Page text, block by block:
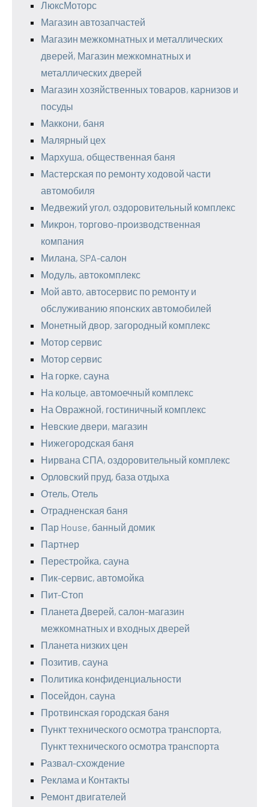
ЛюксМоторс
Магазин автозапчастей
Магазин межкомнатных и металлических
дверей, Магазин межкомнатных и
металлических дверей
Магазин хозяйственных товаров, карнизов и
посуды
Маккони, баня
Малярный цех
Мархуша, общественная баня
Мастерская по ремонту ходовой части
автомобиля
Медвежий угол, оздоровительный комплекс
Микрон, торгово-производственная
компания
Милана, SPA-салон
Модуль, автокомплекс
Мой авто, автосервис по ремонту и
обслуживанию японских автомобилей
Монетный двор, загородный комплекс
Мотор сервис
Мотор сервис
На горке, сауна
На кольце, автомоечный комплекс
На Овражной, гостиничный комплекс
Невские двери, магазин
Нижегородская баня
Нирвана СПА, оздоровительный комплекс
Орловский пруд, база отдыха
Отель, Отель
Отрадненская баня
Пар House, банный домик
Партнер
Перестройка, сауна
Пик-сервис, автомойка
Пит-Стоп
Планета Дверей, салон-магазин
межкомнатных и входных дверей
Планета низких цен
Позитив, сауна
Политика конфиденциальности
Посейдон, сауна
Протвинская городская баня
Пункт технического осмотра транспорта,
Пункт технического осмотра транспорта
Развал-схождение
Реклама и Контакты
Ремонт двигателей